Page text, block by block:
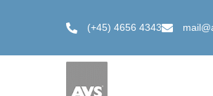
(+45) 4656 4343